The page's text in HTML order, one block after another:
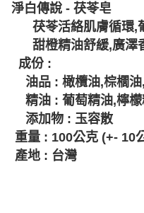
淨白傳說 - 茯苓皂
茯苓活絡肌膚循環,葡
甜橙精油舒緩,廣澤
成份 :
油品 : 橄欖油,棕櫚油,
精油 : 葡萄精油,檸檬
添加物 : 玉容散
重量 : 100公克 (+- 10
產地 : 台灣